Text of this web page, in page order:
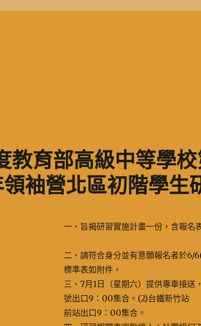
教育部高級中等學
袖營北區初階學生
一、旨揭研習實施計畫一份，含報名
二、請符合身分並有意願報名者於6/
標準表如附件。
三、7月1日（星期六）提供專車接
號出口9：00集合。(2)台鐵新竹站
前站出口9：00集合。